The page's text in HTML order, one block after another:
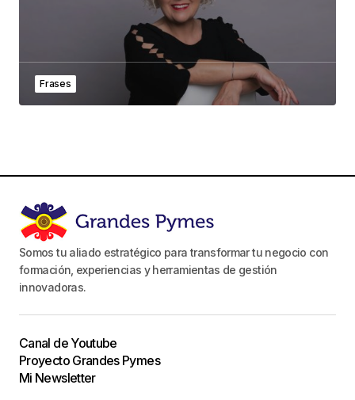
Frases
Somos tu aliado estratégico para transformar tu negocio con
formación, experiencias y herramientas de gestión
innovadoras.
Canal de Youtube
Proyecto Grandes Pymes
Mi Newsletter